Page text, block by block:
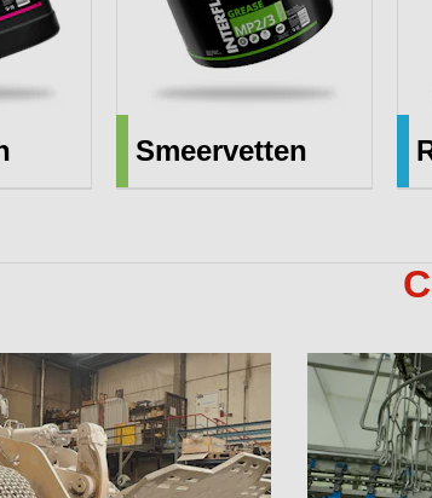
Smeervetten